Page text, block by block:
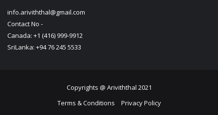
info.ariviththal@gmail.com
Contact No -
Canada: +1 (416) 999-9912
SriLanka: +94 76 245 5533
Copyrights @ Ariviththal 2021
Terms & Conditions
Privacy Policy